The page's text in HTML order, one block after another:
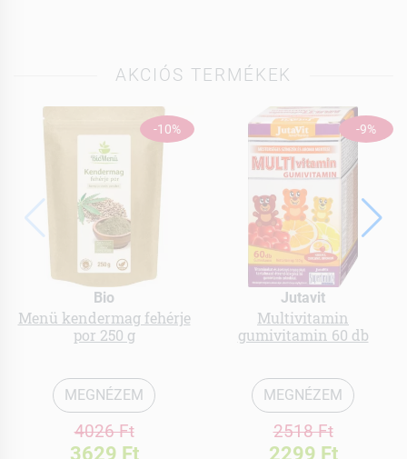
AKCIÓS TERMÉKEK
-10%
Bio
Menü kendermag fehérje
por 250 g
MEGNÉZEM
4026 Ft
3629 Ft
-9%
Jutavit
Multivitamin
gumivitamin 60 db
MEGNÉZEM
2518 Ft
2299 Ft